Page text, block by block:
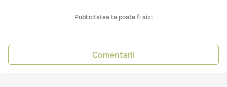
Publicitatea ta poate fi aici
Comentarii